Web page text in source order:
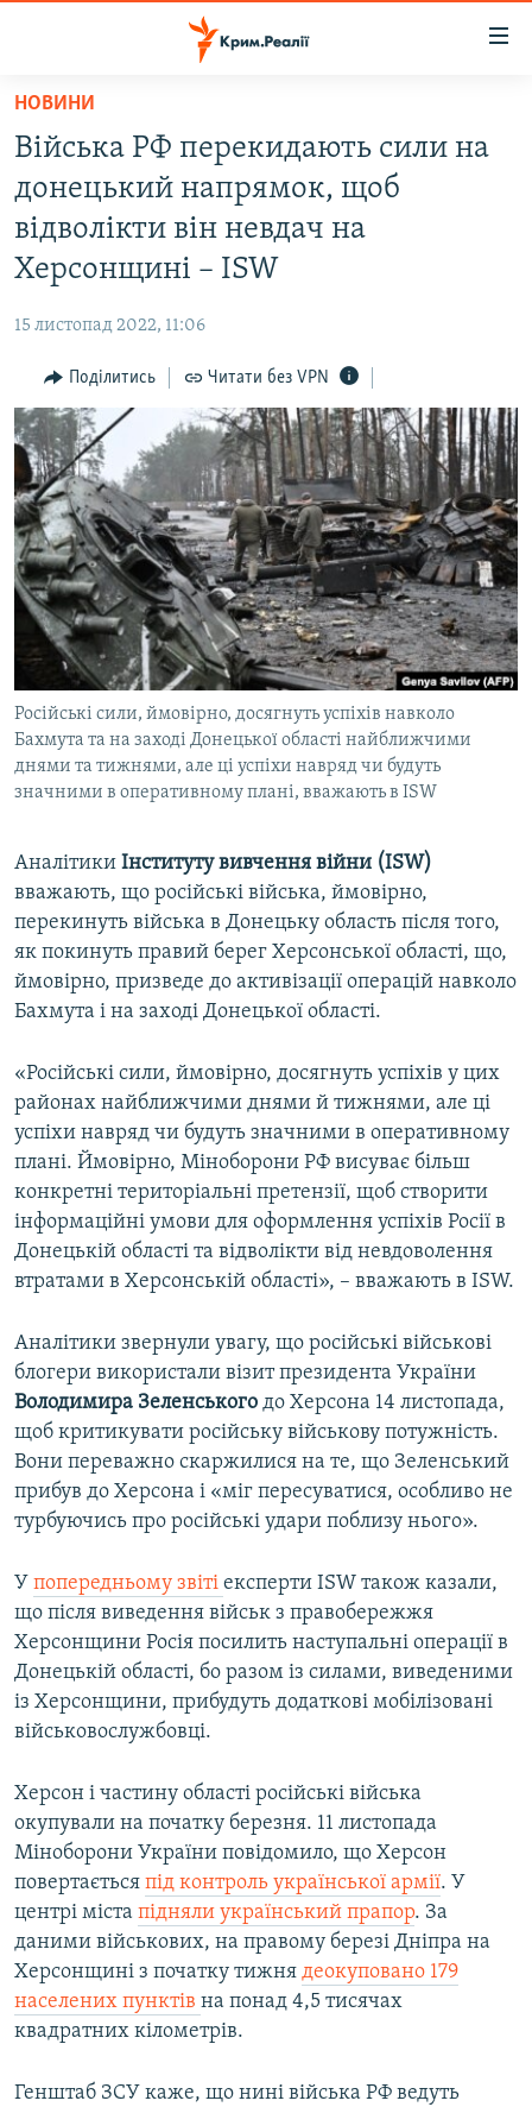
Перейти
основного
матеріалу
Перейти
до
основної
Перейти
пошуку
ВІДЕО ТА ФОТО
ПОЛІТИКА
ІНТЕРВ'Ю
ВСЕ ЗА ДЕНЬ
СПЕЦПРОЕКТИ
ДЕПОРТАЦІЯ
ВІДЕОУРОКИ «ELIFBE»
СВІДЧЕННЯ ОКУПАЦІЇ
УКРАЇНСЬКА ПРОБЛЕМА КРИМУ
ІНФОГРАФІКА
ЯК ОБІЙТИ БЛОКУВАННЯ
Русский
Qırımtatar
ДОЛУЧАЙСЯ!
Усі сайти RFE/RL
НОВИНИ
Війська РФ перекидають сили на
донецький напрямок, щоб
відволікти він невдач на
Херсонщині – ISW
15 листопад 2022, 11:06
Поділитись Читати без VPN
Російські сили, ймовірно, досягнуть успіхів навколо
Бахмута та на заході Донецької області найближчими
днями та тижнями, але ці успіхи навряд чи будуть
значними в оперативному плані, вважають в ISW
Аналітики Інституту вивчення війни (ISW)
вважають, що російські війська, ймовірно,
перекинуть війська в Донецьку область після того,
як покинуть правий берег Херсонської області, що,
ймовірно, призведе до активізації операцій навколо
Бахмута і на заході Донецької області.
«Російські сили, ймовірно, досягнуть успіхів у цих
районах найближчими днями й тижнями, але ці
успіхи навряд чи будуть значними в оперативному
плані. Ймовірно, Міноборони РФ висуває більш
конкретні територіальні претензії, щоб створити
інформаційні умови для оформлення успіхів Росії в
Донецькій області та відволікти від невдоволення
втратами в Херсонській області», – вважають в ISW.
Аналітики звернули увагу, що російські військові
блогери використали візит президента України
Володимира Зеленського до Херсона 14 листопада,
щоб критикувати російську військову потужність.
Вони переважно скаржилися на те, що Зеленський
прибув до Херсона і «міг пересуватися, особливо не
турбуючись про російські удари поблизу нього».
У попередньому звіті експерти ISW також казали,
що після виведення військ з правобережжя
Херсонщини Росія посилить наступальні операції в
Донецькій області, бо разом із силами, виведеними
із Херсонщини, прибудуть додаткові мобілізовані
військовослужбовці.
Херсон і частину області російські війська
окупували на початку березня. 11 листопада
Міноборони України повідомило, що Херсон
повертається під контроль української армії. У
центрі міста підняли український прапор. За
даними військових, на правому березі Дніпра на
Херсонщині з початку тижня деокуповано 179
населених пунктів на понад 4,5 тисячах
квадратних кілометрів.
Генштаб ЗСУ каже, що нині війська РФ ведуть